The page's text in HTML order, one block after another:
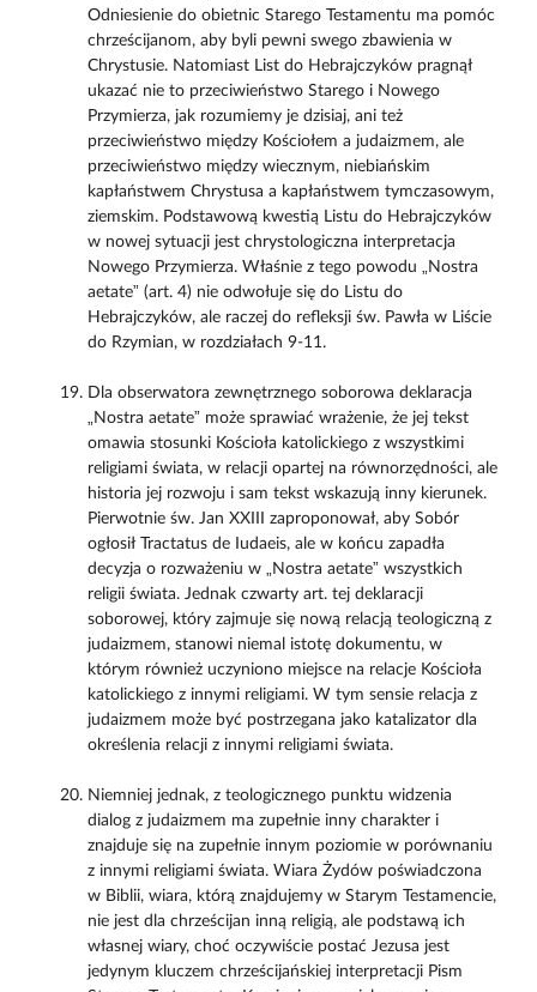
Odniesienie do obietnic Starego Testamentu ma pomóc
chrześcijanom, aby byli pewni swego zbawienia w
Chrystusie. Natomiast List do Hebrajczyków pragnął
ukazać nie to przeciwieństwo Starego i Nowego
Przymierza, jak rozumiemy je dzisiaj, ani też
przeciwieństwo między Kościołem a judaizmem, ale
przeciwieństwo między wiecznym, niebiańskim
kapłaństwem Chrystusa a kapłaństwem tymczasowym,
ziemskim. Podstawową kwestią Listu do Hebrajczyków
w nowej sytuacji jest chrystologiczna interpretacja
Nowego Przymierza. Właśnie z tego powodu „Nostra
aetate” (art. 4) nie odwołuje się do Listu do
Hebrajczyków, ale raczej do refleksji św. Pawła w Liście
do Rzymian, w rozdziałach 9-11.
Dla obserwatora zewnętrznego soborowa deklaracja
„Nostra aetate” może sprawiać wrażenie, że jej tekst
omawia stosunki Kościoła katolickiego z wszystkimi
religiami świata, w relacji opartej na równorzędności, ale
historia jej rozwoju i sam tekst wskazują inny kierunek.
Pierwotnie św. Jan XXIII zaproponował, aby Sobór
ogłosił Tractatus de Iudaeis, ale w końcu zapadła
decyzja o rozważeniu w „Nostra aetate” wszystkich
religii świata. Jednak czwarty art. tej deklaracji
soborowej, który zajmuje się nową relacją teologiczną z
judaizmem, stanowi niemal istotę dokumentu, w
którym również uczyniono miejsce na relacje Kościoła
katolickiego z innymi religiami. W tym sensie relacja z
judaizmem może być postrzegana jako katalizator dla
określenia relacji z innymi religiami świata.
Niemniej jednak, z teologicznego punktu widzenia
dialog z judaizmem ma zupełnie inny charakter i
znajduje się na zupełnie innym poziomie w porównaniu
z innymi religiami świata. Wiara Żydów poświadczona
w Biblii, wiara, którą znajdujemy w Starym Testamencie,
nie jest dla chrześcijan inną religią, ale podstawą ich
własnej wiary, choć oczywiście postać Jezusa jest
jedynym kluczem chrześcijańskiej interpretacji Pism